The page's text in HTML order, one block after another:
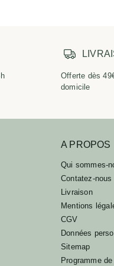
Offerte dès
domicile
A PROPOS
Qui sommes-
Contatez-nous
Livraison
Mentions
CGV
Données
Sitemap
Programme